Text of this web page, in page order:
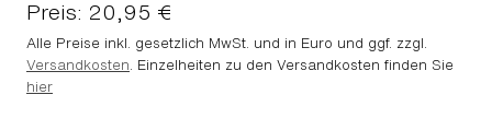
Preis: 20,95 €
Alle Preise inkl. gesetzlich MwSt. und in Euro und ggf. zzgl.
Versandkosten . Einzelheiten zu den Versandkosten finden Sie
hier